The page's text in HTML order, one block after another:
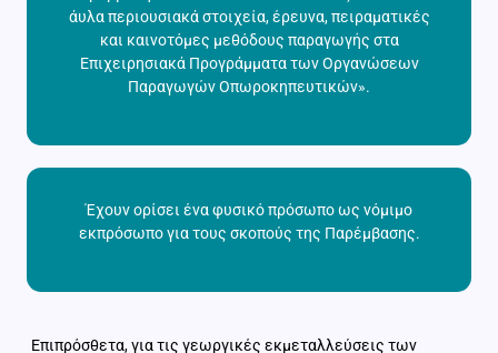
άυλα περιουσιακά στοιχεία, έρευνα, πειραματικές
και καινοτόμες μεθόδους παραγωγής στα
Επιχειρησιακά Προγράμματα των Οργανώσεων
Παραγωγών Οπωροκηπευτικών».
Έχουν ορίσει ένα φυσικό πρόσωπο ως νόμιμο
εκπρόσωπο για τους σκοπούς της Παρέμβασης.
Επιπρόσθετα, για τις γεωργικές εκμεταλλεύσεις των